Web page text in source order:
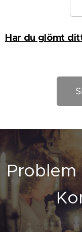
Har du glömt